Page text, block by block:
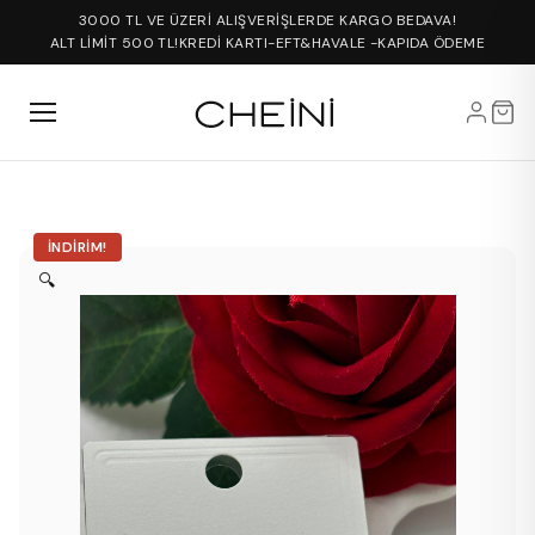
3000 TL VE ÜZERİ ALIŞVERİŞLERDE KARGO BEDAVA!
ALT LİMİT 500 TL!KREDİ KARTI-EFT&HAVALE -KAPIDA ÖDEME
İNDIRIM!
🔍